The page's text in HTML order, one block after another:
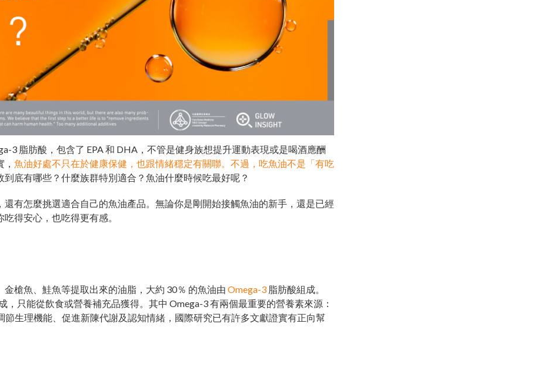
3 脂肪酸，包含了 EPA 和 DHA，不管是健身族想提升運動表現或是喝酒應酬
魚油好處不只在於健康保健，也跟情緒穩定有關聯。不過，吃魚油不是「有吃
到底有哪些？什麼族群特別適合？魚油什麼時候吃最好呢？
有怎麼挑選適合自己的魚油產品。無論你是剛開始接觸魚油的新手，還是已經
得安心，也吃得更有感。
槍魚、鮭魚等提取出來的油脂，大約 30％ 的魚油由 Omega-3 脂肪酸組成。
只能從飲食或營養補充品獲得。其中 Omega-3 有兩個最重要的營養素來源：
節生理機能、促進新陳代謝及認知情緒，國際研究已有許多文獻證實有正向幫